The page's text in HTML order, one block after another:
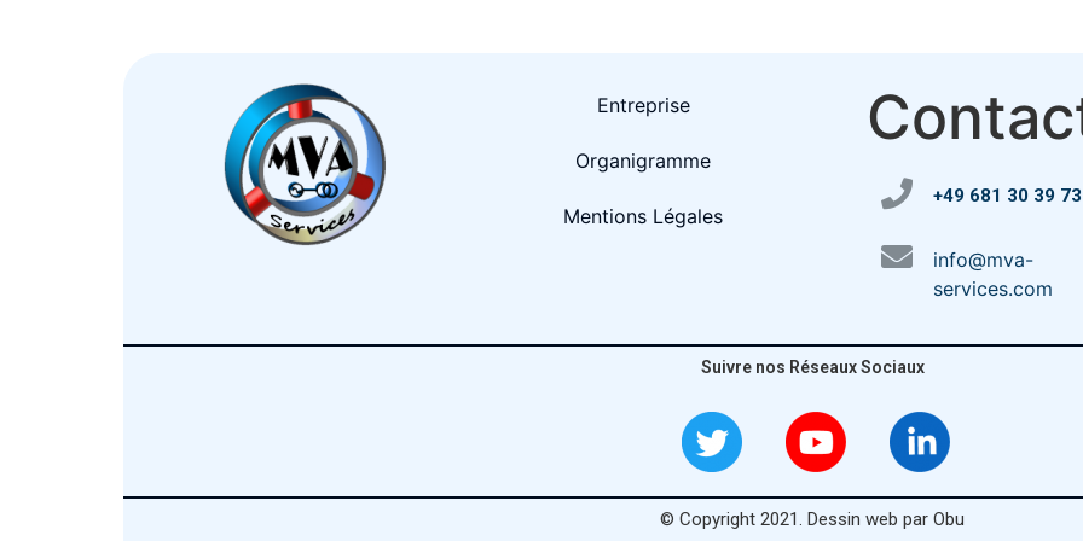
Entreprise
Organigramme
Mentions Légales
+49 681 30 39
info@mva-
services.com
Suivre nos Réseaux Sociaux
© Copyright 2021. Dessin web par Obu